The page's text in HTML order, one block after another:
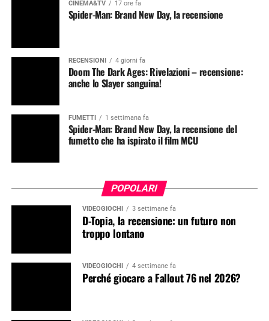
CINEMA&TV 17 ore fa
Spider-Man: Brand New Day, la recensione
RECENSIONI 4 giorni fa
Doom The Dark Ages: Rivelazioni – recensione:
anche lo Slayer sanguina!
FUMETTI 1 settimana fa
Spider-Man: Brand New Day, la recensione del
fumetto che ha ispirato il film MCU
POPOLARI
VIDEOGIOCHI 3 settimane fa
D-Topia, la recensione: un futuro non
troppo lontano
VIDEOGIOCHI 4 settimane fa
Perché giocare a Fallout 76 nel 2026?